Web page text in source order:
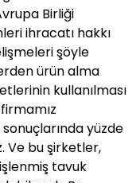
Birliği
ihracatı hakkı
şöyle
ürün alma
kullanılması
yüzde
Ve bu şirketler,
tavuk